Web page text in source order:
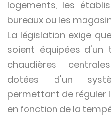
logements, les
bureaux ou les
La législation exige
soient équipées
chaudières
dotées d'un
permettant de réguler
en fonction de la